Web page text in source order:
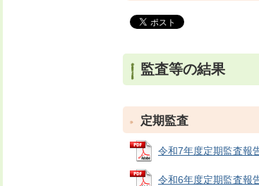
監査等の結果
定期監査
令和7年度定期監査報
令和6年度定期監査報